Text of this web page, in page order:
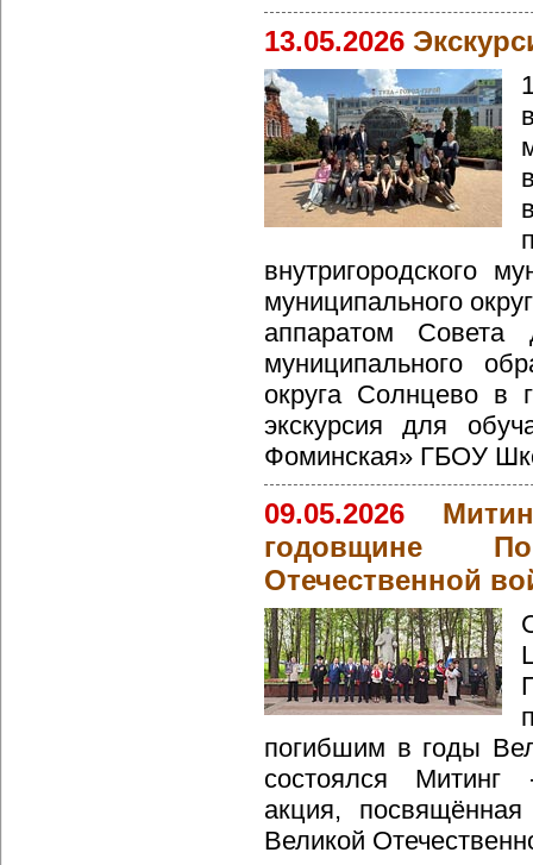
13.05.2026
внутригородского
муниципального
аппаратом Совета
муниципального
округа Солнцево в
экскурсия для
Фоминская» ГБОУ
09.05.2026
годовщине
Отечественной
погибшим в годы
состоялся Митинг
акция,
Великой